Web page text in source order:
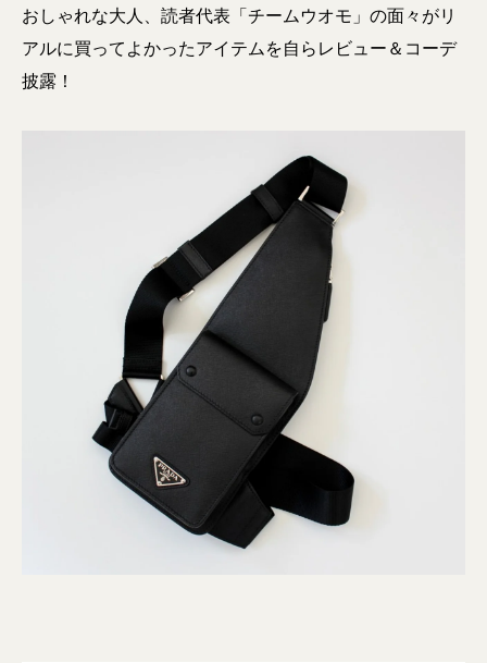
おしゃれな大人、読者代表「チームウオモ」の面々がリ
アルに買ってよかったアイテムを自らレビュー＆コーデ
披露！